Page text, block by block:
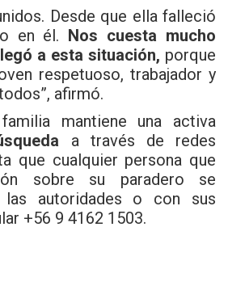
Desde que ella falleció
en él.
Nos cuesta mucho
a esta situación, porque
respetuoso, trabajador y
afirmó.
mantiene una activa
a través de redes
que cualquier persona que
sobre su paradero se
las autoridades o con sus
+56 9 4162 1503.